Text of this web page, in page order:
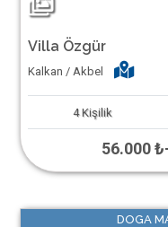
Villa Özgür
Kalkan / Akbel
4 Kişilik
56.000 ₺
DOGA